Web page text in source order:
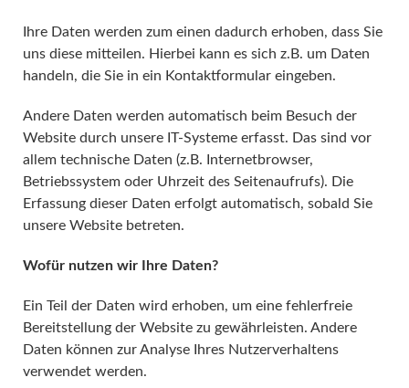
Ihre Daten werden zum einen dadurch erhoben, dass Sie
uns diese mitteilen. Hierbei kann es sich z.B. um Daten
handeln, die Sie in ein Kontaktformular eingeben.
Andere Daten werden automatisch beim Besuch der
Website durch unsere IT-Systeme erfasst. Das sind vor
allem technische Daten (z.B. Internetbrowser,
Betriebssystem oder Uhrzeit des Seitenaufrufs). Die
Erfassung dieser Daten erfolgt automatisch, sobald Sie
unsere Website betreten.
Wofür nutzen wir Ihre Daten?
Ein Teil der Daten wird erhoben, um eine fehlerfreie
Bereitstellung der Website zu gewährleisten. Andere
Daten können zur Analyse Ihres Nutzerverhaltens
verwendet werden.